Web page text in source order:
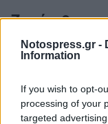
Notospress.gr -
Information
If you wish to opt-
processing of your
targeted
Ζυγός ♎
Η Σελήνη στον
σου,
ζητήματα,